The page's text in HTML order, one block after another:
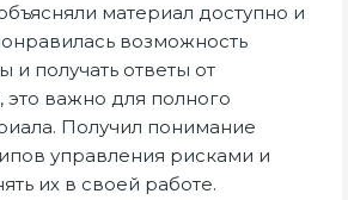
материал доступно и
возможность
и получать ответы от
это важно для полного
Получил понимание
управления рисками и
их в своей работе.